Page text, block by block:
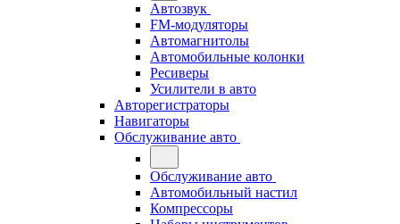
Автозвук
FM-модуляторы
Автомагнитолы
Автомобильные колонки
Ресиверы
Усилители в авто
Авторегистраторы
Навигаторы
Обслуживание авто
Обслуживание авто
Автомобильный настил
Компрессоры